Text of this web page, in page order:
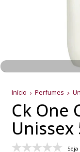
Início Perfumes
Ck One
Unissex